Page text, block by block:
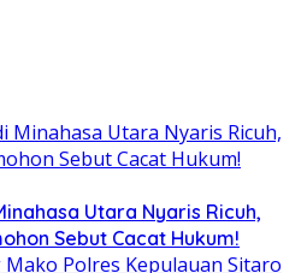
Utara Nyaris Ricuh,
Sebut Cacat Hukum!